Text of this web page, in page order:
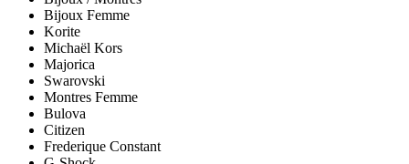
Bijoux Femme
Korite
Michaël Kors
Majorica
Swarovski
Montres Femme
Bulova
Citizen
Frederique Constant